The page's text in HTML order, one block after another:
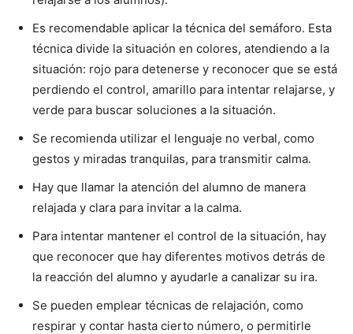
Es recomendable aplicar la técnica del semáforo. Esta
técnica divide la situación en colores, atendiendo a la
situación: rojo para detenerse y reconocer que se está
perdiendo el control, amarillo para intentar relajarse, y
verde para buscar soluciones a la situación.
Se recomienda utilizar el lenguaje no verbal, como
gestos y miradas tranquilas, para transmitir calma.
Hay que llamar la atención del alumno de manera
relajada y clara para invitar a la calma.
Para intentar mantener el control de la situación, hay
que reconocer que hay diferentes motivos detrás de
la reacción del alumno y ayudarle a canalizar su ira.
Se pueden emplear técnicas de relajación, como
respirar y contar hasta cierto número, o permitirle